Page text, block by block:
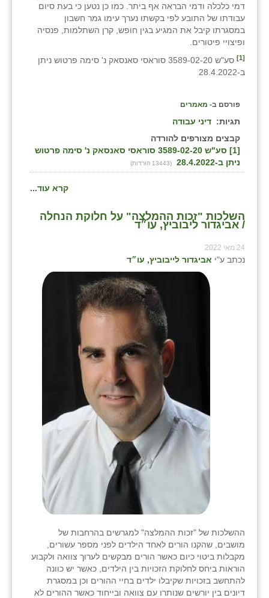
דמי כלכלה ודמי הבראה אף ביתר. כמו כן נטען כי בעת סיום
עבודתו של התובע לפי בקשתו נערך עימו גמר חשבון
במסגרתו קיבל את המגיע בגין חופש, קרן השתלמות, פנסיה
ופיצויי פיטורים.
[1]
סע"ש 3589-02-20 סוראסי סאנסאק נ' סימה פרטוש ניתן
ב-28.4.2022
פורסם ב- מאמרים
תגיות: דיני עבודה
קבצים מצורפים להורדה
[1] סע"ש 3589-02-20 סוראסי סאנסאק נ' סימה פרטוש
ניתן ב-28.4.2022
(13443 הורדות)
קרא עוד...
השלכות "זכות ההמלצה" על חלוקת הנחלה
/ אביגדור ליבוביץ, עו״ד
24 מאי 2022
נכתב ע"י אביגדור לייבוביץ, עו״ד
ההשלכות של "זכות ההמלצה" למגרשים בהרחבות של
מושבים, שהקנו הורים לאחד הילדים לפני מספר עשורים,
מקבלות ביטוי כיום כאשר הורים מבקשים לערוך צוואה ולקבוע
הוראות ביחס לחלוקת הזכויות בין הילדים, כאשר יש כוונה
להתחשב בזכויות שקיבלו ילדים בחיי ההורים וכן במסגרת
דיונים בין יורשים שנותרו עם צוואה ובייחוד כאשר ההורים לא